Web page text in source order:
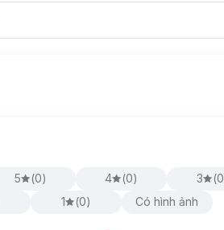
5 (0) 4 (0) 3 (0
1 (0) Có hình ảnh